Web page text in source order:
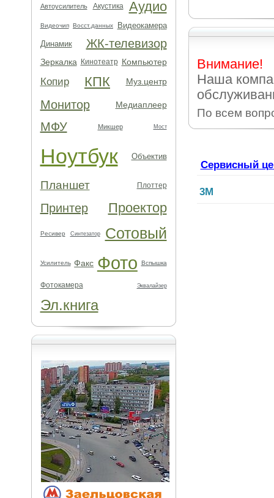
Автоусилитель Акустика Аудио
Видеочип Восст.данных
Видеокамера
Динамик
ЖК-телевизор
Зеркалка Кинотеатр Компьютер
Копир КПК Муз.центр
Монитор Медиаплеер
МФУ Микшер Мост
Ноутбук Объектив
Планшет Плоттер
Принтер Проектор
Ресивер Синтезатор Сотовый
Усилитель Факс Фото Вспышка
Фотокамера Эквалайзер
Эл.книга
Внимание!
Наша
По всем
Сервисный
3M